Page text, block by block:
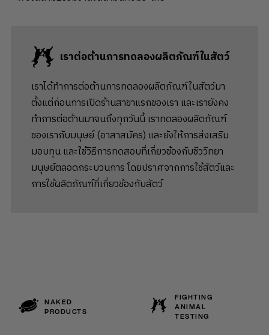
เราต่อต้านการทดลองผลิตภัณฑ์ในสัตว์
เราได้ทำการต่อต้านการทดลองผลิตภัณฑ์ในสัตว์มา
ตั้งแต่ก่อนการเปิดร้านสาขาแรกของเรา และเรายังคง
ทำการต่อต้านมาจนถึงทุกวันนี้ เราทดลองผลิตภัณฑ์
ของเรากับมนุษย์ (อาสาสมัคร) และยังให้การส่งเสริม
มอบทุน และใช้วิธีการทดสอบที่เกี่ยวข้องกับชีววิทยา
มนุษย์ตลอดกระบวนการ โดยปราศจากการใช้สัตว์และ
การใช้ผลิตภัณฑ์ที่เกี่ยวข้องกับสัตว์
NAKED
PRODUCTS
FIGHTING
ANIMAL
TESTING